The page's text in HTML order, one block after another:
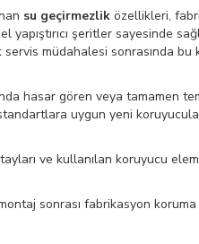
su geçirmezlik özellikleri,
yapıştırıcı şeritler sayesinde
müdahalesi sonrasında bu
hasar gören veya tamamen
uygun yeni
ve kullanılan koruyucu
sonrası fabrikasyon